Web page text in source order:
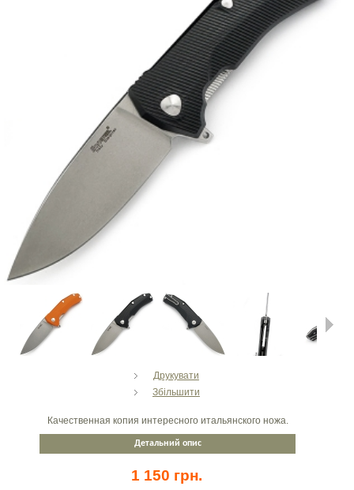
Друкувати
Збільшити
Качественная копия интересного итальянского ножа.
Детальний опис
1 150 грн.